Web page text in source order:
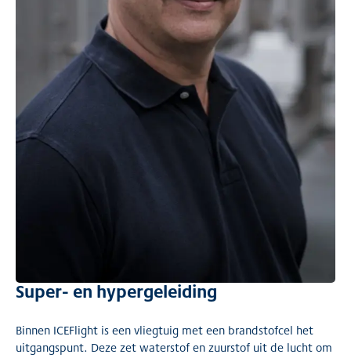
Super- en hypergeleiding
Binnen ICEFlight is een vliegtuig met een brandstofcel het
uitgangspunt. Deze zet waterstof en zuurstof uit de lucht om